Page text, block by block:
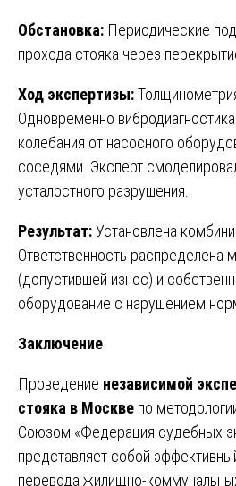
Обстановка: Периодические
прохода стояка через
Ход экспертизы:
Одновременно
колебания от насосного
соседями. Эксперт
усталостного разрушения.
Результат:Установлена
Ответственность распределена
(допустившей износ) и
оборудование с нарушением
Заключение
Проведение независимой
стояка в Москве по
Союзом «Федерация судебных
представляет собой
перевода жилищно-